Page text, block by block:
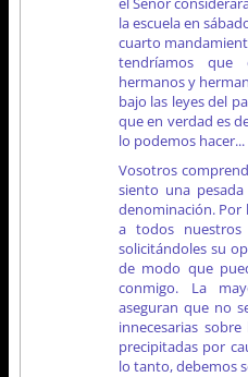
la escuela en
cuarto
tendríamos que
hermanos y
bajo las leyes del
que en verdad es
lo podemos hacer...
Vosotros
siento una
denominación. Por
a todos nuestros
solicitándoles su
de modo que
conmigo. La
aseguran que no
innecesarias
precipitadas por
lo tanto, debemos